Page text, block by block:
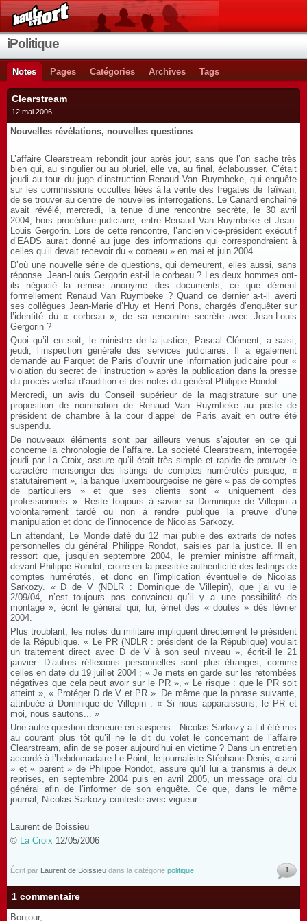
iPolitique
Notes Pages Catégories Archives Tags
Clearstream
12 mai 2006
Nouvelles révélations, nouvelles questions
L’affaire Clearstream rebondit jour après jour, sans que l’on sache très
bien qui, au singulier ou au pluriel, elle va, au final, éclabousser. C’était
jeudi au tour du juge d’instruction Renaud Van Ruymbeke, qui enquête
sur les commissions occultes liées à la vente des frégates de Taïwan,
de se trouver au centre de nouvelles interrogations. Le Canard enchaîné
avait révélé, mercredi, la tenue d’une rencontre secrète, le 30 avril
2004, hors procédure judiciaire, entre Renaud Van Ruymbeke et Jean-
Louis Gergorin. Lors de cette rencontre, l’ancien vice-président exécutif
d’EADS aurait donné au juge des informations qui correspondraient à
celles qu’il devait recevoir du « corbeau » en mai et juin 2004.
D’où une nouvelle série de questions, qui demeurent, elles aussi, sans
réponse. Jean-Louis Gergorin est-il le corbeau ? Les deux hommes ont-
ils négocié la remise anonyme des documents, ce que dément
formellement Renaud Van Ruymbeke ? Quand ce dernier a-t-il averti
ses collègues Jean-Marie d’Huy et Henri Pons, chargés d’enquêter sur
l’identité du « corbeau », de sa rencontre secrète avec Jean-Louis
Gergorin ?
Quoi qu’il en soit, le ministre de la justice, Pascal Clément, a saisi,
jeudi, l’inspection générale des services judiciaires. Il a également
demandé au Parquet de Paris d’ouvrir une information judicaire pour «
violation du secret de l’instruction » après la publication dans la presse
du procès-verbal d’audition et des notes du général Philippe Rondot.
Mercredi, un avis du Conseil supérieur de la magistrature sur une
proposition de nomination de Renaud Van Ruymbeke au poste de
président de chambre à la cour d’appel de Paris avait en outre été
suspendu.
De nouveaux éléments sont par ailleurs venus s’ajouter en ce qui
concerne la chronologie de l’affaire. La société Clearstream, interrogée
jeudi par La Croix, assure qu’il était très simple et rapide de prouver le
caractère mensonger des listings de comptes numérotés puisque, «
statutairement », la banque luxembourgeoise ne gère « pas de comptes
de particuliers » et que ses clients sont « uniquement des
professionnels ». Reste toujours à savoir si Dominique de Villepin a
volontairement tardé ou non à rendre publique la preuve d’une
manipulation et donc de l’innocence de Nicolas Sarkozy.
En attendant, Le Monde daté du 12 mai publie des extraits de notes
personnelles du général Philippe Rondot, saisies par la justice. Il en
ressort que, jusqu’en septembre 2004, le premier ministre affirmait,
devant Philippe Rondot, croire en la possible authenticité des listings de
comptes numérotés, et donc en l’implication éventuelle de Nicolas
Sarkozy. « D de V (NDLR : Dominique de Villepin), que j’ai vu le
2/09/04, n’est toujours pas convaincu qu’il y a une possibilité de
montage », écrit le général qui, lui, émet des « doutes » dès février
2004.
Plus troublant, les notes du militaire impliquent directement le président
de la République. « Le PR (NDLR : président de la République) voulait
un traitement direct avec D de V à son seul niveau », écrit-il le 21
janvier. D’autres réflexions personnelles sont plus étranges, comme
celles en date du 19 juillet 2004 : « Je mets en garde sur les retombées
négatives que cela peut avoir sur le PR », « Le risque : que le PR soit
atteint », « Protéger D de V et PR ». De même que la phrase suivante,
attribuée à Dominique de Villepin : « Si nous apparaissons, le PR et
moi, nous sautons... »
Une autre question demeure en suspens : Nicolas Sarkozy a-t-il été mis
au courant plus tôt qu’il ne le dit du volet le concernant de l’affaire
Clearstream, afin de se poser aujourd’hui en victime ? Dans un entretien
accordé à l’hebdomadaire Le Point, le journaliste Stéphane Denis, « ami
» et « parent » de Philippe Rondot, assure qu’il lui a transmis à deux
reprises, en septembre 2004 puis en avril 2005, un message oral du
général afin de l’informer de son enquête. Ce que, dans le même
journal, Nicolas Sarkozy conteste avec vigueur.
Laurent de Boissieu
© La Croix 12/05/2006
Écrit par Laurent de Boissieu dans la catégorie politique 1
1 commentaire
Bonjour,